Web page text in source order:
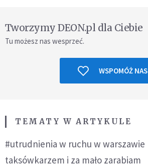
Tworzymy DEON.pl dla Ciebie
Tu możesz nas wesprzeć.
WSPOMÓŻ NAS
TEMATY W ARTYKULE
#utrudnienia w ruchu w warszawie
taksówkarzem i za mało zarabiam